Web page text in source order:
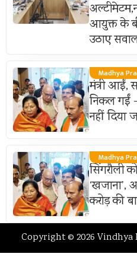
आयुक्त के
उठाए
Madhya
मंत्री आईं,
निकल गईं
नहीं दिया
Madhya
सिंगरौली
‘खजाना’,
करोड़ की
Copyright © 2026 Vindhya